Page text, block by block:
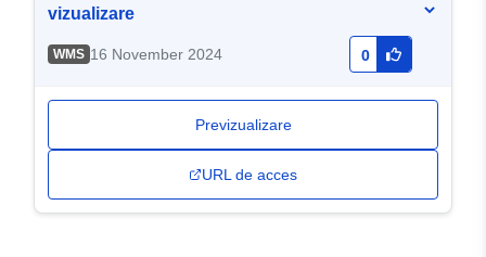
vizualizare
WMS 16 November 2024 0
Previzualizare
URL de acces